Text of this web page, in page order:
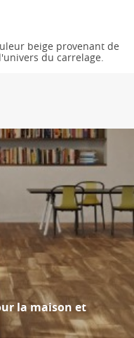
beige provenant de
du carrelage.
la maison et